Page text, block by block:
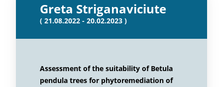
Greta Striganaviciute
( 21.08.2022 - 20.02.2023 )
Assessment of the suitability of Betula
pendula trees for phytoremediation of